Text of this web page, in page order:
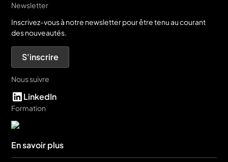
Newsletter
Inscrivez-vous à notre newsletter pour être tenu au courant
des nouveautés.
S'inscrire
Nous suivre
LinkedIn
Formation
En savoir plus